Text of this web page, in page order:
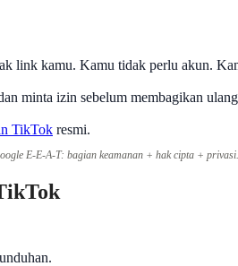
link kamu. Kamu tidak perlu akun.
minta izin sebelum membagikan
TikTok resmi.
E-E-A-T: bagian keamanan + hak cipta + privasi.